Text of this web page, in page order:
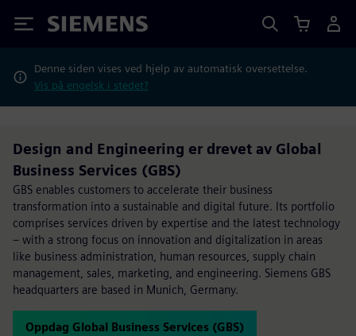
Siemens
Denne siden vises ved hjelp av automatisk oversettelse.
Vis på engelsk i stedet?
Design and Engineering er drevet av Global
Business Services (GBS)
GBS enables customers to accelerate their business
transformation into a sustainable and digital future. Its portfolio
comprises services driven by expertise and the latest technology
– with a strong focus on innovation and digitalization in areas
like business administration, human resources, supply chain
management, sales, marketing, and engineering. Siemens GBS
headquarters are based in Munich, Germany.
Oppdag Global Business Services (GBS)